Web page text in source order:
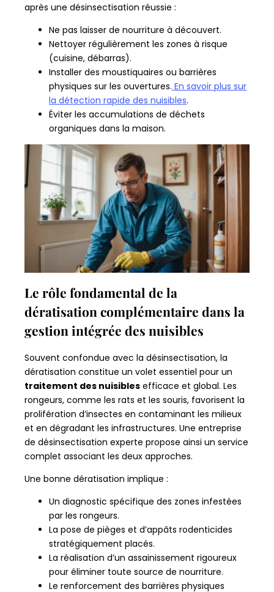
après une désinsectisation réussie :
Ne pas laisser de nourriture à découvert.
Nettoyer régulièrement les zones à risque
(cuisine, débarras).
Installer des moustiquaires ou barrières
physiques sur les ouvertures. En savoir plus sur
la détection rapide des nuisibles.
Éviter les accumulations de déchets
organiques dans la maison.
Le rôle fondamental de la
dératisation complémentaire dans la
gestion intégrée des nuisibles
Souvent confondue avec la désinsectisation, la
dératisation constitue un volet essentiel pour un
traitement des nuisibles efficace et global. Les
rongeurs, comme les rats et les souris, favorisent la
prolifération d’insectes en contaminant les milieux
et en dégradant les infrastructures. Une entreprise
de désinsectisation experte propose ainsi un service
complet associant les deux approches.
Une bonne dératisation implique :
Un diagnostic spécifique des zones infestées
par les rongeurs.
La pose de pièges et d’appâts rodenticides
stratégiquement placés.
La réalisation d’un assainissement rigoureux
pour éliminer toute source de nourriture.
Le renforcement des barrières physiques